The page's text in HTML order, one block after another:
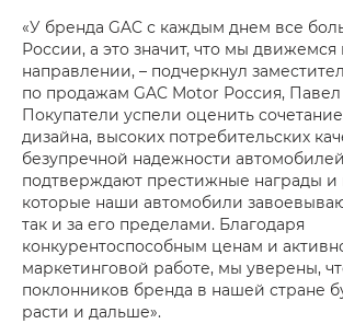
«У бренда GAC с каждым днем все
России, а это значит, что мы
направлении, – подчеркнул
по продажам GAC Motor Россия,
Покупатели успели оценить
дизайна, высоких потребительских
безупречной надежности
подтверждают престижные награды
которые наши автомобили
так и за его пределами. Благодаря
конкурентоспособным ценам и
маркетинговой работе, мы уверены,
поклонников бренда в нашей стране
расти и дальше».